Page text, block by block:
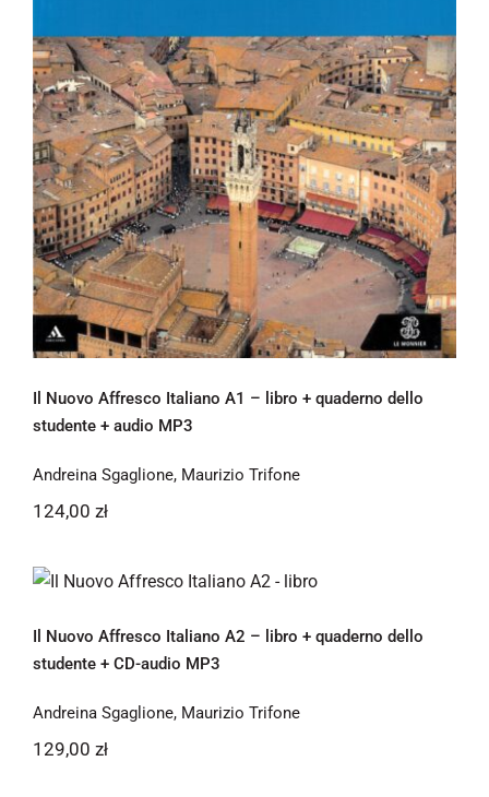
Il Nuovo Affresco Italiano A1 – libro +
quaderno dello studente + audio MP3
Il Nuovo Affresco Italiano A1 – libro + quaderno dello
studente + audio MP3
Andreina Sgaglione, Maurizio Trifone
124,00 zł
quaderno dello studente + CD-audio
Il Nuovo Affresco Italiano A2 – libro + quaderno dello
studente + CD-audio MP3
Andreina Sgaglione, Maurizio Trifone
129,00 zł